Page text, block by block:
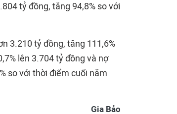
tỷ đồng, tăng 94,8% so với
3.210 tỷ đồng, tăng 111,6%
lên 3.704 tỷ đồng và nợ
so với thời điểm cuối năm
Gia Bảo